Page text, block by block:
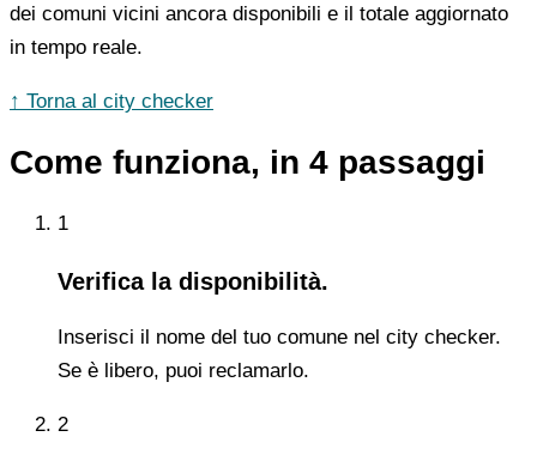
dei comuni vicini ancora disponibili e il totale aggiornato
in tempo reale.
↑ Torna al city checker
Come funziona, in 4 passaggi
1
Verifica la disponibilità.
Inserisci il nome del tuo comune nel city checker.
Se è libero, puoi reclamarlo.
2